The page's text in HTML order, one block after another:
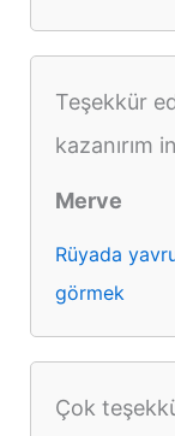
Teşekkür
kazanırım
Merve
Rüyada
görmek
Çok